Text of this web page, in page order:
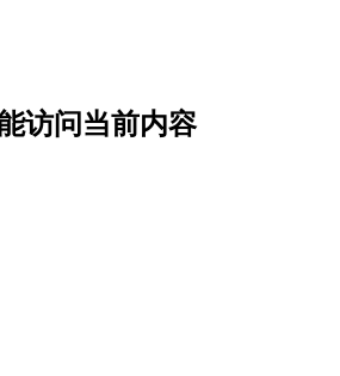
访问当前内容